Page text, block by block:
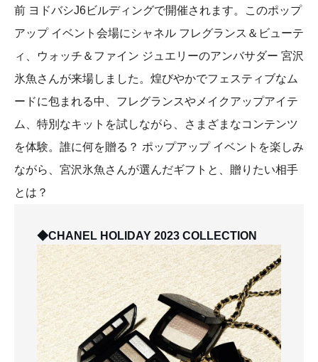
前 ヨドバシJ6ビルディングで開催されます。このポップ
アップ イベント会場にシャネル フレグランス＆ビューテ
ィ、ウォッチ＆ファイン ジュエリーのアンバサダー 宮沢
氷魚さんが来場しました。煌びやかでフェスティブなム
ードに包まれる中、フレグランスやメイクアップアイテ
ム、特別なキットを試しながら、さまざまなコンテンツ
を体験。誰に何を贈る？ ポップアップ イベントを楽しみ
ながら、宮沢氷魚さんが選んだギフトと、贈りたい相手
とは？
◆CHANEL HOLIDAY 2023 COLLECTION